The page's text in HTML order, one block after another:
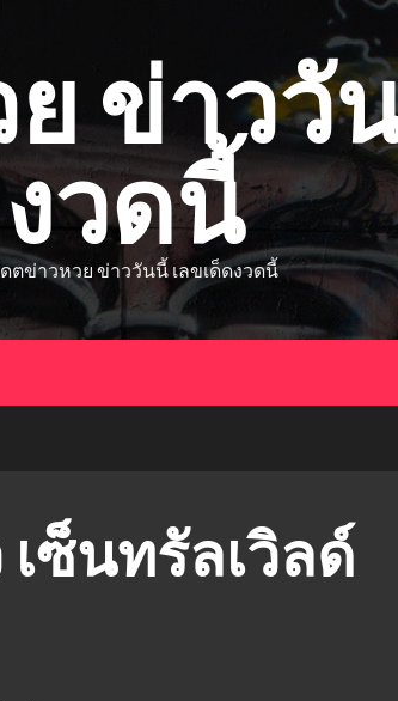
ข่าววั
งวดนี้
ตข่าวหวย ข่าววันนี้ เลขเด็ดงวดนี้
ซ็นทรัลเวิลด์